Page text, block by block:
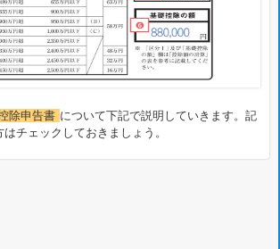
除申告書 について下記で説明していきます。記
チェックしておきましょう。